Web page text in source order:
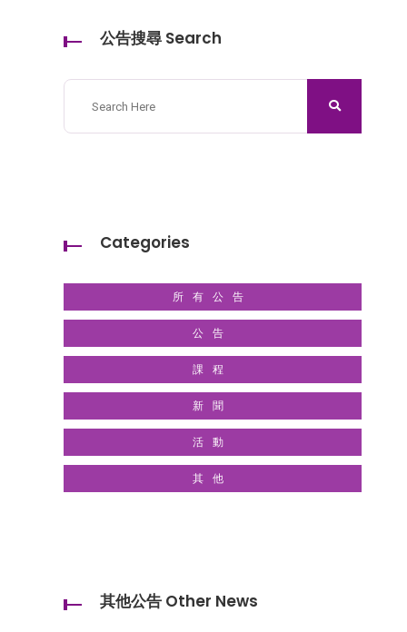
公告搜尋 Search
Categories
所有公告
公告
課程
新聞
活動
其他
其他公告 Other News